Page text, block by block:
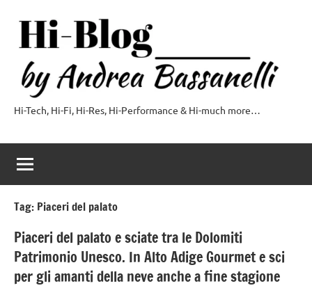
contenuto
Hi-
Blog
by
Andrea
Bassanelli
Hi-Tech, Hi-Fi, Hi-Res, Hi-Performance & Hi-much more…
Tag: Piaceri del palato
Piaceri del palato e sciate tra le Dolomiti
Patrimonio Unesco. In Alto Adige Gourmet e sci
per gli amanti della neve anche a fine stagione